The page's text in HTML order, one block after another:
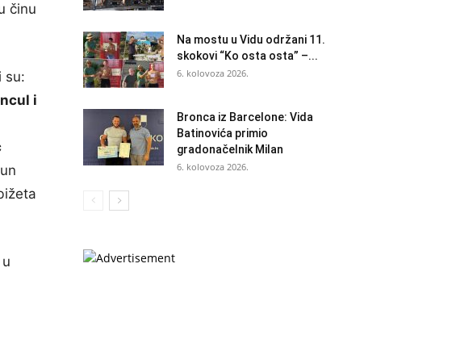
činu
su:
i
Na mostu u Vidu održani 11.
skokovi “Ko osta osta” –...
6. kolovoza 2026.
Bronca iz Barcelone: Vida
Batinovića primio
gradonačelnik Milan
6. kolovoza 2026.